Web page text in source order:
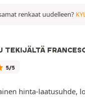
renkaat uudelleen?
TEKIJÄLTÄ
5/5
hinta-laatusuhde,